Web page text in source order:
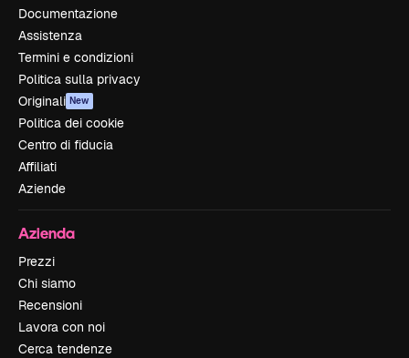
Documentazione
Assistenza
Termini e condizioni
Politica sulla privacy
Originali New
Politica dei cookie
Centro di fiducia
Affiliati
Aziende
Azienda
Prezzi
Chi siamo
Recensioni
Lavora con noi
Cerca tendenze